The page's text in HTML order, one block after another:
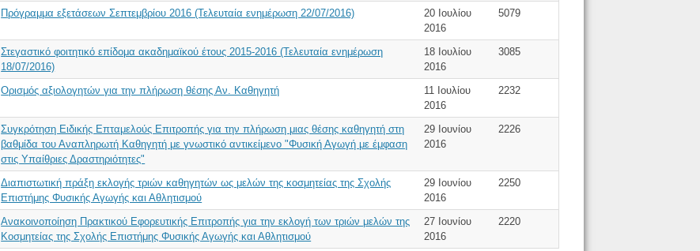
Πρόγραμμα εξετάσεων Σεπτεμβρίου 2016 (Τελευταία ενημέρωση 22/07/2016)
20 Ιουλίου
2016
5079
Στεγαστικό φοιτητικό επίδομα ακαδημαϊκού έτους 2015-2016 (Τελευταία ενημέρωση
18/07/2016)
18 Ιουλίου
2016
3085
Ορισμός αξιολογητών για την πλήρωση θέσης Αν. Καθηγητή
11 Ιουλίου
2016
2232
Συγκρότηση Ειδικής Επταμελούς Επιτροπής για την πλήρωση μιας θέσης καθηγητή στη
βαθμίδα του Αναπληρωτή Καθηγητή με γνωστικό αντικείμενο "Φυσική Αγωγή με έμφαση
στις Υπαίθριες Δραστηριότητες"
29 Ιουνίου
2016
2226
Διαπιστωτική πράξη εκλογής τριών καθηγητών ως μελών της κοσμητείας της Σχολής
Επιστήμης Φυσικής Αγωγής και Αθλητισμού
29 Ιουνίου
2016
2250
Ανακοινοποίηση Πρακτικού Εφορευτικής Επιτροπής για την εκλογή των τριών μελών της
Κοσμητείας της Σχολής Επιστήμης Φυσικής Αγωγής και Αθλητισμού
27 Ιουνίου
2016
2220